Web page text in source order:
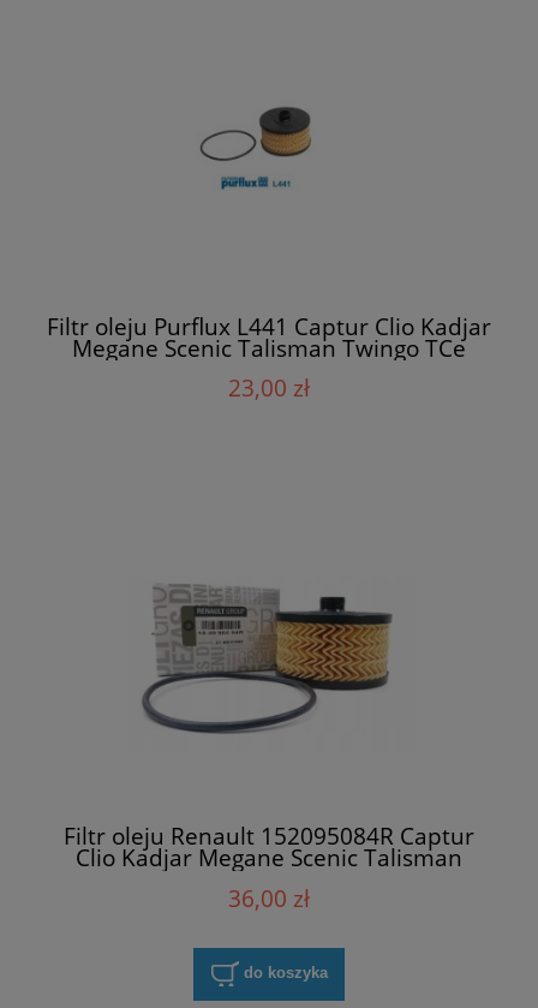
Filtr oleju Purflux L441 Captur Clio Kadjar
Megane Scenic Talisman Twingo TCe
23,00 zł
Filtr oleju Renault 152095084R Captur
Clio Kadjar Megane Scenic Talisman
Twingo TCe
36,00 zł
do koszyka